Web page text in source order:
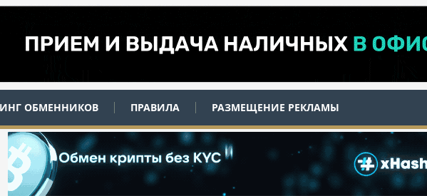
ОБМЕННИКОВ ПРАВИЛА РАЗМЕЩЕНИЕ РЕКЛАМЫ